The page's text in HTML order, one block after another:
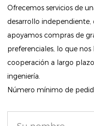
estimulan su
combinar tonos sin
efecto intenso e
llamativos.
Acabados divertidos:
firme para delinear
Ofrecemos servicios de
desarrollo independiente,
apoyamos compras de
preferenciales, lo que
cooperación a largo
ingeniería.
Número mínimo de